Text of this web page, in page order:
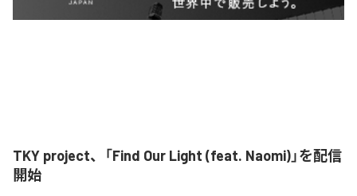
TKY project、「Find Our Light (feat. Naomi)」を配信
開始